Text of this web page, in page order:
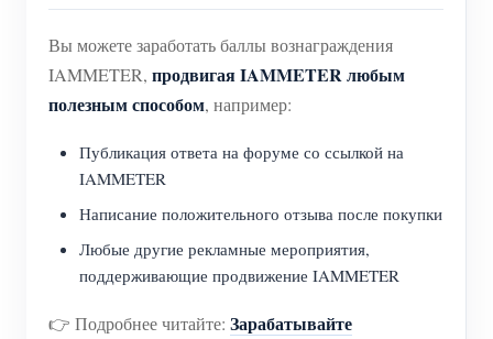
Вы можете заработать баллы вознаграждения
IAMMETER, продвигая IAMMETER любым
полезным способом, например:
Публикация ответа на форуме со ссылкой на
IAMMETER
Написание положительного отзыва после покупки
Любые другие рекламные мероприятия,
поддерживающие продвижение IAMMETER
👉 Подробнее читайте: Зарабатывайте